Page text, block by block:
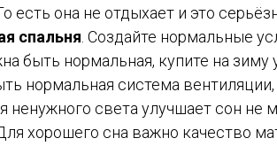
есть она не отдыхает и это
спальня . Создайте нормальные
быть нормальная, купите на
нормальная система
ненужного света улучшает сон не
Для хорошего сна важно качество